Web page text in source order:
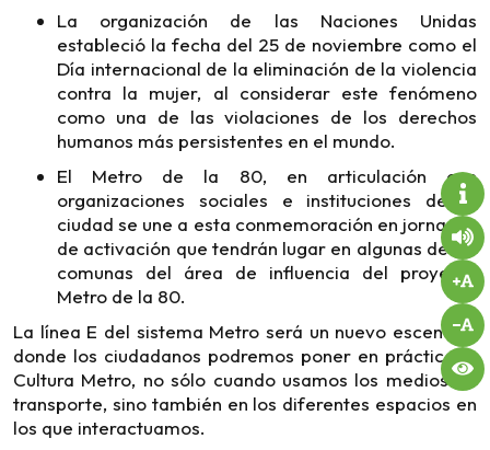
La organización de las Naciones Unidas
estableció la fecha del 25 de noviembre como el
Día internacional de la eliminación de la violencia
contra la mujer, al considerar este fenómeno
como una de las violaciones de los derechos
humanos más persistentes en el mundo.
El Metro de la 80, en articulación con
organizaciones sociales e instituciones de la
ciudad se une a esta conmemoración en jornadas
de activación que tendrán lugar en algunas de las
comunas del área de influencia del proyecto
Metro de la 80.
La línea E del sistema Metro será un nuevo escenario
donde los ciudadanos podremos poner en práctica la
Cultura Metro, no sólo cuando usamos los medios de
transporte, sino también en los diferentes espacios en
los que interactuamos.